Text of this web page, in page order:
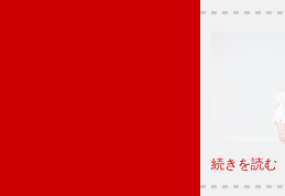
続きを読む